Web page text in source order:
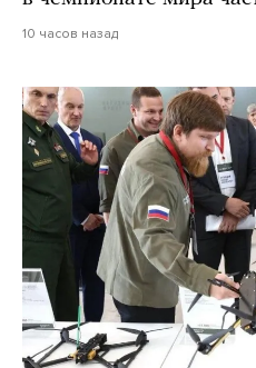
10 часов назад